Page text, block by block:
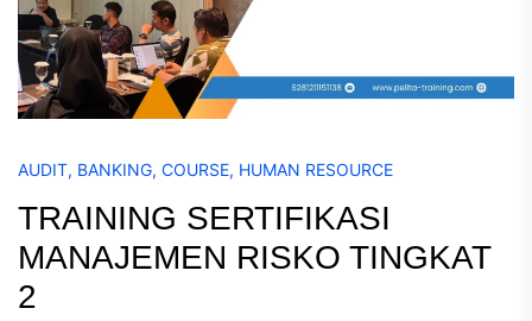
AUDIT, BANKING, COURSE, HUMAN RESOURCE
TRAINING SERTIFIKASI
MANAJEMEN RISKO TINGKAT
2